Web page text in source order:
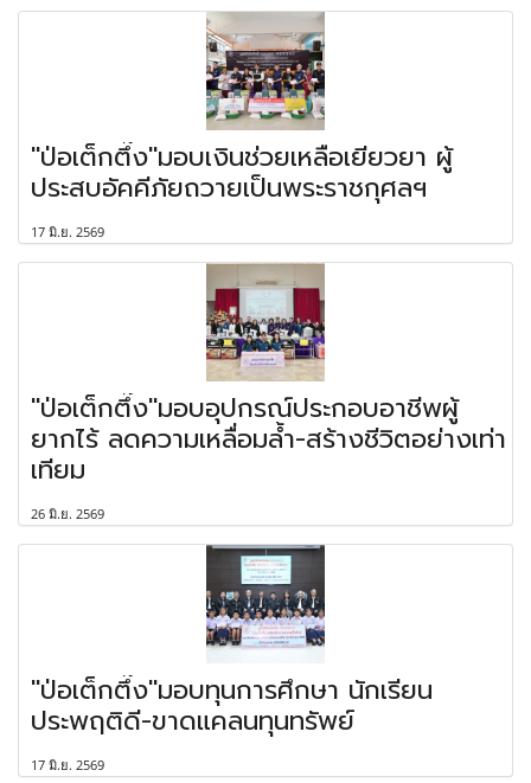
"ป่อเต็กตึ๊ง"มอบเงินช่วยเหลือเยียวยา ผู้
ประสบอัคคีภัยถวายเป็นพระราชกุศลฯ
17 มิ.ย. 2569
"ป่อเต็กตึ๊ง"มอบอุปกรณ์ประกอบอาชีพผู้
ยากไร้ ลดความเหลื่อมล้ำ-สร้างชีวิตอย่างเท่า
เทียม
26 มิ.ย. 2569
"ป่อเต็กตึ๊ง"มอบทุนการศึกษา นักเรียน
ประพฤติดี-ขาดแคลนทุนทรัพย์
17 มิ.ย. 2569